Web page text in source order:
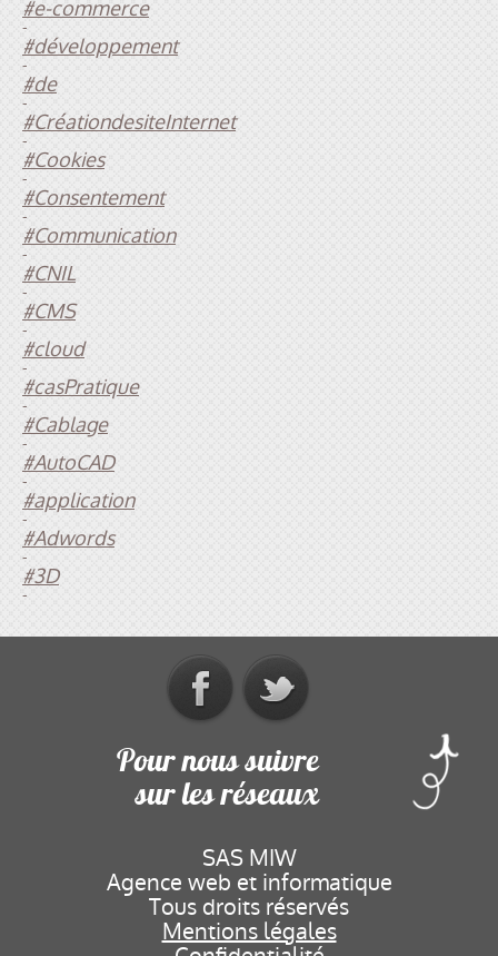
#e-commerce
-
#développement
-
#de
-
#CréationdesiteInternet
-
#Cookies
-
#Consentement
-
#Communication
-
#CNIL
-
#CMS
-
#cloud
-
#casPratique
-
#Cablage
-
#AutoCAD
-
#application
-
#Adwords
-
#3D
-
Pour nous suivre
sur les réseaux
SAS MIW
Agence web et informatique
Tous droits réservés
Mentions légales